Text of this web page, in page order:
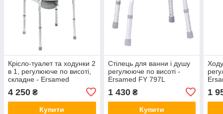
Крісло-туалет та ходунки 2
в 1, регулююче по висоті,
складне - Ersamed
4 250 ₴
Купити
Стілець для ванни і душу
регулююче по висоті -
Ersamed FY 797L
1 430₴
Купити
1